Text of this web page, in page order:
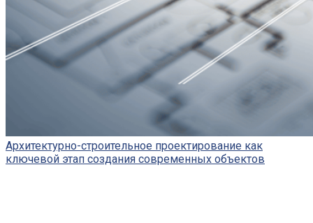
Архитектурно-строительное проектирование как
ключевой этап создания современных объектов